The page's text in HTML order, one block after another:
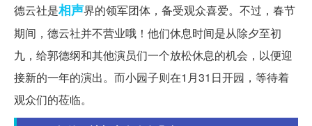
德云社是相声界的领军团体，备受观众喜爱。不过，春节
期间，德云社并不营业哦！他们休息时间是从除夕至初
九，给郭德纲和其他演员们一个放松休息的机会，以便迎
接新的一年的演出。而小园子则在1月31日开园，等待着
观众们的莅临。